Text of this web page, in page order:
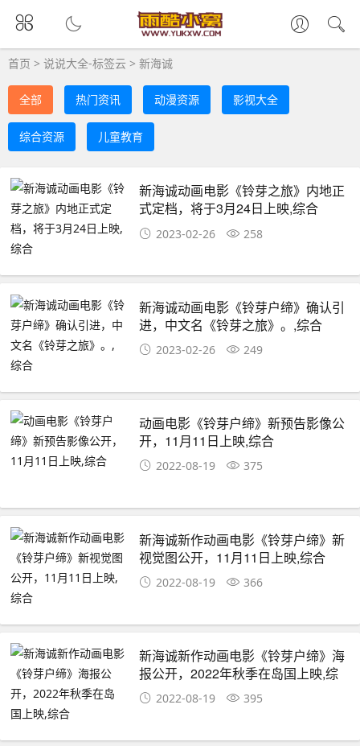
首页 > 说说大全-标签云 > 新海诚
全部 热门资讯 动漫资源 影视大全
综合资源 儿童教育
新海诚动画电影《铃芽之旅》内地正
式定档，将于3月24日上映,综合
2023-02-26 258
新海诚动画电影《铃芽户缔》确认引
进，中文名《铃芽之旅》。,综合
2023-02-26 249
动画电影《铃芽户缔》新预告影像公
开，11月11日上映,综合
2022-08-19 375
新海诚新作动画电影《铃芽户缔》新
视觉图公开，11月11日上映,综合
2022-08-19 366
新海诚新作动画电影《铃芽户缔》海
报公开，2022年秋季在岛国上映,综
合 2022-08-19 395